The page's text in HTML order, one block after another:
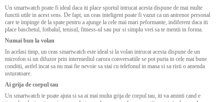
Un smartwatch poate fi ideal daca iti place sportul intrucat acesta dispune de mai multe
functii utile in acest sens. De fapt, un ceas inteligent poate fi vazut ca un antrenor personal
care te impinge de la spate pentru a ajunge la cele mai mari peformante, indiferent daca iti
place baschetul, fotbalul, tenisul, fitness-ul sau pur si simplu vrei sa te mentii in forma.
Numai bun la volan
In acelasi timp, un ceas smartwatch este ideal si la volan intrucat acesta dispune de un
microfon si un difuzor prin intermediul carora conversatiile se pot purta in cele mai bune
conditii, astfel incat sa nu mai fie nevoie sa stai cu telefonul in mana si sa risti o amenda
usturatoare.
Ai grija de corpul tau
Un smartwatch te poate ajuta si sa ai mai multa grija de corpul tau, iti va aminti cand e